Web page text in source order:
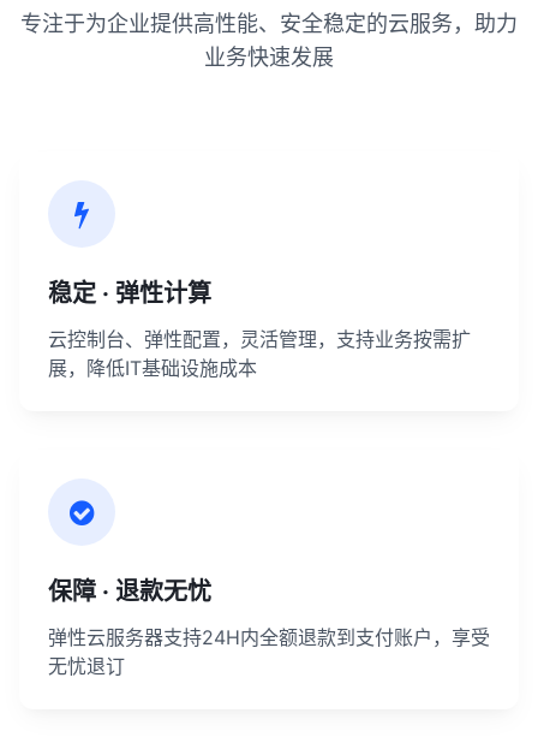
专注于为企业提供高性能、安全稳定的云服务，助力
业务快速发展
稳定 · 弹性计算
云控制台、弹性配置，灵活管理，支持业务按需扩
展，降低IT基础设施成本
保障 · 退款无忧
弹性云服务器支持24H内全额退款到支付账户，享受
无忧退订